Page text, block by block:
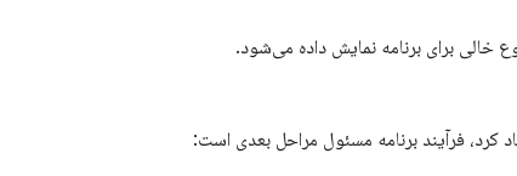
خالی برای برنامه نمایش داده می‌شود.
کرد، فرآیند برنامه مسئول مراحل بعدی است: